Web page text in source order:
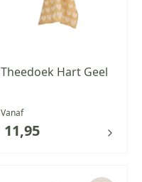
Theedoek Hart Geel
Vanaf
11,95